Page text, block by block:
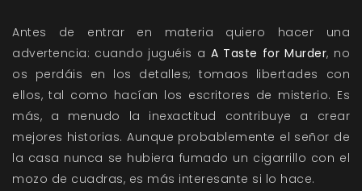
Antes de entrar en materia quiero hacer una
advertencia: cuando juguéis a A Taste for Murder, no
os perdáis en los detalles; tomaos libertades con
ellos, tal como hacían los escritores de misterio. Es
más, a menudo la inexactitud contribuye a crear
mejores historias. Aunque probablemente el señor de
la casa nunca se hubiera fumado un cigarrillo con el
mozo de cuadras, es más interesante si lo hace.